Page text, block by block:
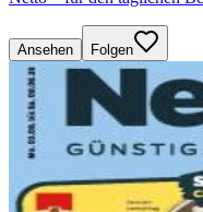
Ansehen Folgen